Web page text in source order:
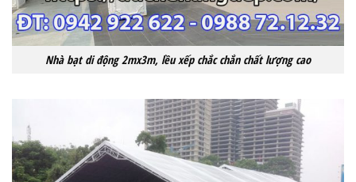
Nhà bạt di động 2mx3m, lều xếp chắc chắn chất lượng cao